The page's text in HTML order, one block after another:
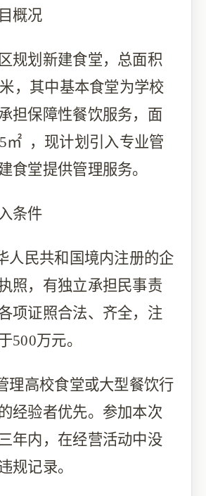
概况
规划新建食堂，总面积
，其中基本食堂为学校
担保障性餐饮服务，面
㎡ ，现计划引入专业管
食堂提供管理服务。
条件
人民共和国境内注册的企
照，有独立承担民事责
项证照合法、齐全，注
500万元。
理高校食堂或大型餐饮行
经验者优先。参加本次
年内，在经营活动中没
规记录。